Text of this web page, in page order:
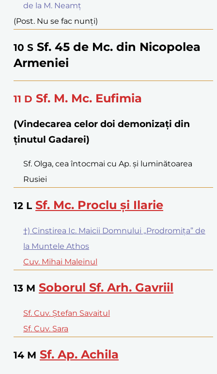
de la M. Neamț
(Post. Nu se fac nunți)
10 S Sf. 45 de Mc. din Nicopolea
Armeniei
11 D Sf. M. Mc. Eufimia
(Vindecarea celor doi demonizați din
ținutul Gadarei)
Sf. Olga, cea întocmai cu Ap. și luminătoarea
Rusiei
12 L Sf. Mc. Proclu și Ilarie
†) Cinstirea Ic. Maicii Domnului „Prodromița” de
la Muntele Athos
Cuv. Mihai Maleinul
13 M Soborul Sf. Arh. Gavriil
Sf. Cuv. Ștefan Savaitul
Sf. Cuv. Sara
14 M Sf. Ap. Achila